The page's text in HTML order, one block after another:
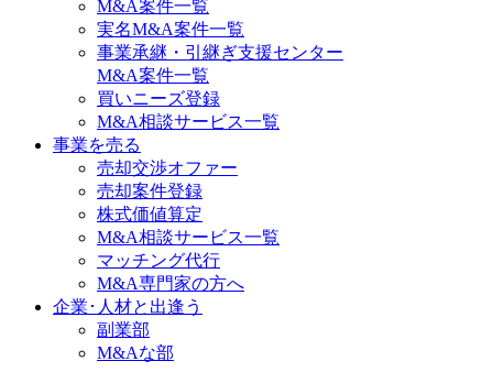
M&A案件一覧
実名M&A案件一覧
事業承継・引継ぎ支援センター
M&A案件一覧
買いニーズ登録
M&A相談サービス一覧
事業を売る
売却交渉オファー
売却案件登録
株式価値算定
M&A相談サービス一覧
マッチング代行
M&A専門家の方へ
企業･人材と出逢う
副業部
M&Aな部